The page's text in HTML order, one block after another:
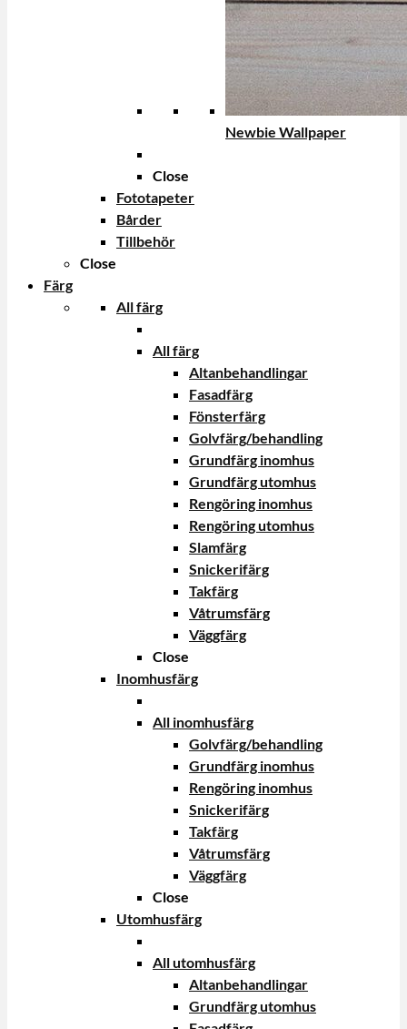
Newbie Wallpaper
Close
Fototapeter
Bårder
Tillbehör
Close
Färg
All färg
All färg
Altanbehandlingar
Fasadfärg
Fönsterfärg
Golvfärg/behandling
Grundfärg inomhus
Grundfärg utomhus
Rengöring inomhus
Rengöring utomhus
Slamfärg
Snickerifärg
Takfärg
Våtrumsfärg
Väggfärg
Close
Inomhusfärg
All inomhusfärg
Golvfärg/behandling
Grundfärg inomhus
Rengöring inomhus
Snickerifärg
Takfärg
Våtrumsfärg
Väggfärg
Close
Utomhusfärg
All utomhusfärg
Altanbehandlingar
Grundfärg utomhus